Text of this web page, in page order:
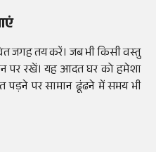
जगह तय करें। जब भी किसी वस्तु
पर रखें। यह आदत घर को हमेशा
पड़ने पर सामान ढूंढने में समय भी